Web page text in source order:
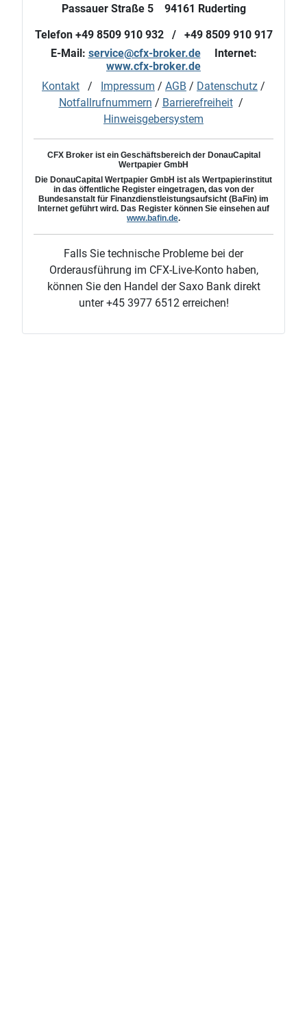
Passauer Straße 5 94161 Ruderting
Telefon +49 8509 910 932 / +49 8509 910 917
E-Mail: service@cfx-broker.deInternet:
www.cfx-broker.de
Kontakt / Impressum / AGB / Datenschutz /
Notfallrufnummern / Barrierefreiheit/
Hinweisgebersystem
CFX Broker ist ein Geschäftsbereich der DonauCapital
Wertpapier GmbH
Die DonauCapital Wertpapier GmbH ist als Wertpapierinstitut
in das öffentliche Register eingetragen, das von der
Bundesanstalt für Finanzdienstleistungsaufsicht (BaFin) im
Internet geführt wird. Das Register können Sie einsehen auf
www.bafin.de.
Falls Sie technische Probleme bei der
Orderausführung im CFX-Live-Konto haben,
können Sie den Handel der Saxo Bank direkt
unter +45 3977 6512 erreichen!